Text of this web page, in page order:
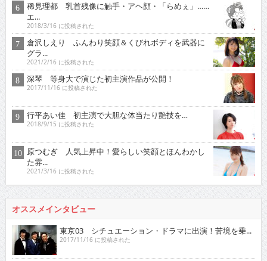
稀見理都 乳首残像に触手・アヘ顔・「らめぇ」……
エ...
2018/3/16 に投稿された
倉沢しえり ふんわり笑顔＆くびれボディを武器に
グラ...
2021/2/16 に投稿された
深琴 等身大で演じた初主演作品が公開！
2017/11/16 に投稿された
行平あい佳 初主演で大胆な体当たり艶技を…
2018/9/15 に投稿された
原つむぎ 人気上昇中！愛らしい笑顔とほんわかし
た雰...
2021/3/16 に投稿された
オススメインタビュー
東京03 シチュエーション・ドラマに出演！苦境を乗...
2017/11/16 に投稿された